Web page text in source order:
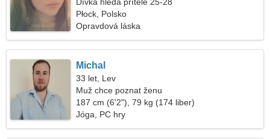
Płock, Polsko
Opravdová láska
Michal
33 let, Lev
Muž chce poznat ženu
187 cm (6'2"), 79 kg (174 liber)
Jóga, PC hry